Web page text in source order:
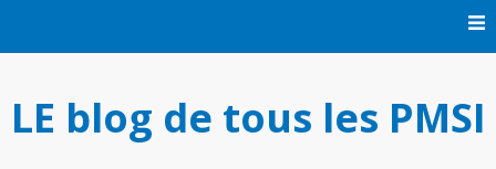
LE blog de tous les PMSI